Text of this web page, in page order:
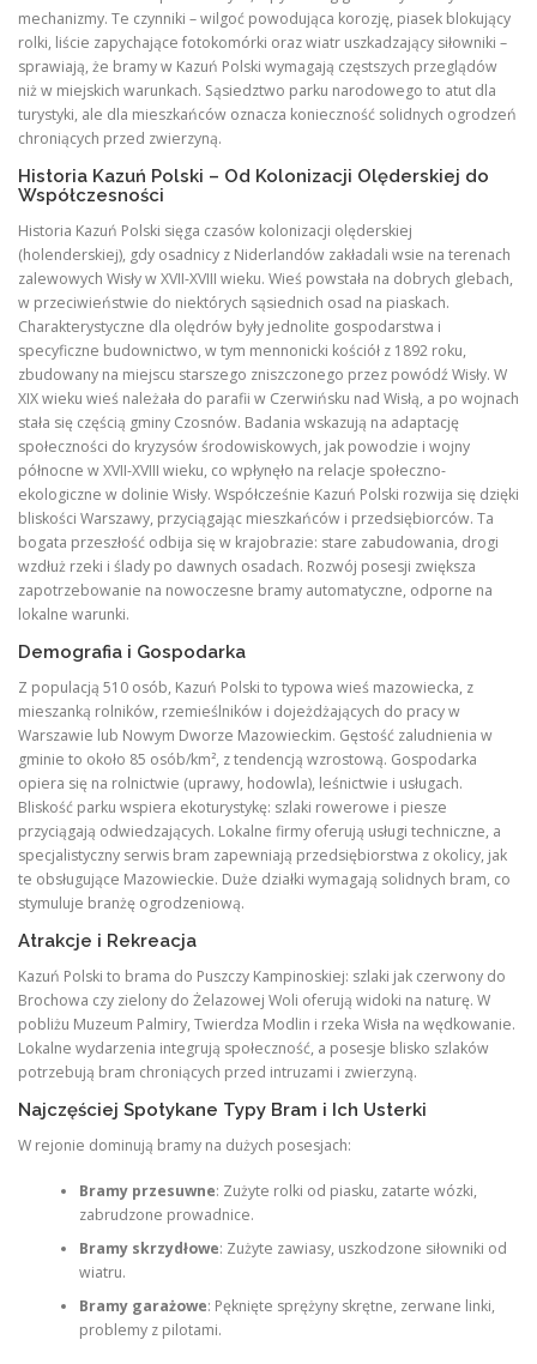
mechanizmy. Te czynniki – wilgoć powodująca korozję, piasek blokujący
rolki, liście zapychające fotokomórki oraz wiatr uszkadzający siłowniki –
sprawiają, że bramy w Kazuń Polski wymagają częstszych przeglądów
niż w miejskich warunkach. Sąsiedztwo parku narodowego to atut dla
turystyki, ale dla mieszkańców oznacza konieczność solidnych ogrodzeń
chroniących przed zwierzyną.
Historia Kazuń Polski – Od Kolonizacji Olęderskiej do
Współczesności
Historia Kazuń Polski sięga czasów kolonizacji olęderskiej
(holenderskiej), gdy osadnicy z Niderlandów zakładali wsie na terenach
zalewowych Wisły w XVII-XVIII wieku. Wieś powstała na dobrych glebach,
w przeciwieństwie do niektórych sąsiednich osad na piaskach.
Charakterystyczne dla olędrów były jednolite gospodarstwa i
specyficzne budownictwo, w tym mennonicki kościół z 1892 roku,
zbudowany na miejscu starszego zniszczonego przez powódź Wisły. W
XIX wieku wieś należała do parafii w Czerwińsku nad Wisłą, a po wojnach
stała się częścią gminy Czosnów. Badania wskazują na adaptację
społeczności do kryzysów środowiskowych, jak powodzie i wojny
północne w XVII-XVIII wieku, co wpłynęło na relacje społeczno-
ekologiczne w dolinie Wisły. Współcześnie Kazuń Polski rozwija się dzięki
bliskości Warszawy, przyciągając mieszkańców i przedsiębiorców. Ta
bogata przeszłość odbija się w krajobrazie: stare zabudowania, drogi
wzdłuż rzeki i ślady po dawnych osadach. Rozwój posesji zwiększa
zapotrzebowanie na nowoczesne bramy automatyczne, odporne na
lokalne warunki.
Demografia i Gospodarka
Z populacją 510 osób, Kazuń Polski to typowa wieś mazowiecka, z
mieszanką rolników, rzemieślników i dojeżdżających do pracy w
Warszawie lub Nowym Dworze Mazowieckim. Gęstość zaludnienia w
gminie to około 85 osób/km², z tendencją wzrostową. Gospodarka
opiera się na rolnictwie (uprawy, hodowla), leśnictwie i usługach.
Bliskość parku wspiera ekoturystykę: szlaki rowerowe i piesze
przyciągają odwiedzających. Lokalne firmy oferują usługi techniczne, a
specjalistyczny serwis bram zapewniają przedsiębiorstwa z okolicy, jak
te obsługujące Mazowieckie. Duże działki wymagają solidnych bram, co
stymuluje branżę ogrodzeniową.
Atrakcje i Rekreacja
Kazuń Polski to brama do Puszczy Kampinoskiej: szlaki jak czerwony do
Brochowa czy zielony do Żelazowej Woli oferują widoki na naturę. W
pobliżu Muzeum Palmiry, Twierdza Modlin i rzeka Wisła na wędkowanie.
Lokalne wydarzenia integrują społeczność, a posesje blisko szlaków
potrzebują bram chroniących przed intruzami i zwierzyną.
Najczęściej Spotykane Typy Bram i Ich Usterki
W rejonie dominują bramy na dużych posesjach:
Bramy przesuwne: Zużyte rolki od piasku, zatarte wózki,
zabrudzone prowadnice.
Bramy skrzydłowe: Zużyte zawiasy, uszkodzone siłowniki od
wiatru.
Bramy garażowe: Pęknięte sprężyny skrętne, zerwane linki,
problemy z pilotami.